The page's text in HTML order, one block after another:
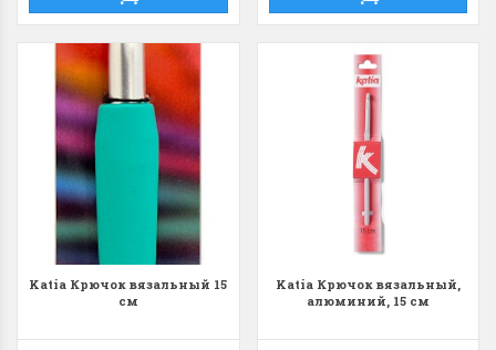
Katia Крючок вязальный 15
см
Katia Крючок вязальный,
алюминий, 15 см